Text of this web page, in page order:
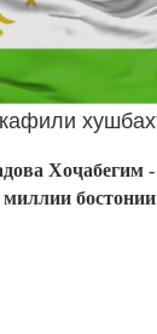
Хоҷабегим
миллии